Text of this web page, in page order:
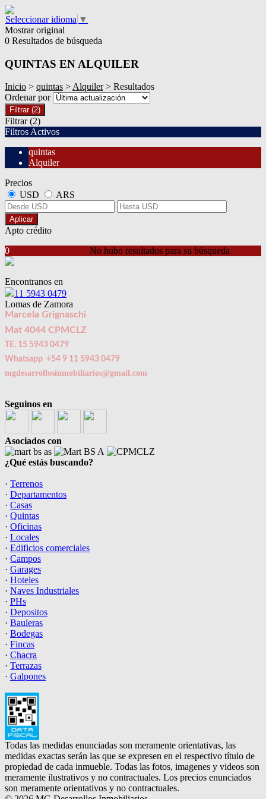
Seleccionar idioma ▼
Mostrar original
0 Resultados de búsqueda
QUINTAS EN ALQUILER
Inicio > quintas >Alquiler> Resultados
Ordenar por
Filtrar (2)
Filtrar (2)
Filtros Activos
quintas
Alquiler
Precios
USD
ARS
Aplicar
Apto crédito
No hubo resultados para su búsqueda
0
Encontranos en
11 5943 0479
Lomas de Zamora
Marcela Grignaschi
Mat 4044 CPMCLZ
TE. 15 5943 0479
Whatsapp +54 9 11 5943 0479
mgdesarrollosinmobiliarios@gmail.com
Seguinos en
Asociados con
¿Qué estás buscando?
· Terrenos
· Departamentos
· Casas
· Quintas
· Oficinas
· Locales
· Edificios comerciales
· Campos
· Garages
· Hoteles
· Naves Industriales
· PHs
· Depositos
· Bauleras
· Bodegas
· Fincas
· Chacra
· Terrazas
· Galpones
Todas las medidas enunciadas son meramente orientativas, las
medidas exactas serán las que se expresen en el respectivo título de
propiedad de cada inmueble. Todas las fotos, imagenes y videos son
meramente ilustrativos y no contractuales. Los precios enunciados
son meramente orientativos y no contractuales.